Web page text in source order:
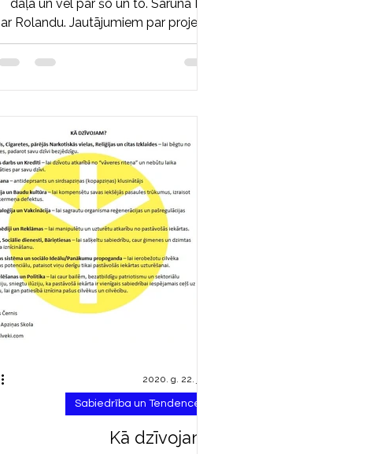
daļa un vēl par šo un to. Saruna Nr.2
ar Rolandu. Jautājumiem par projektu
“KOPA” un Kopas tiesību...
Kā dzīvojam?
Sabiedrība un Tendences
2020. g. 22. janv.